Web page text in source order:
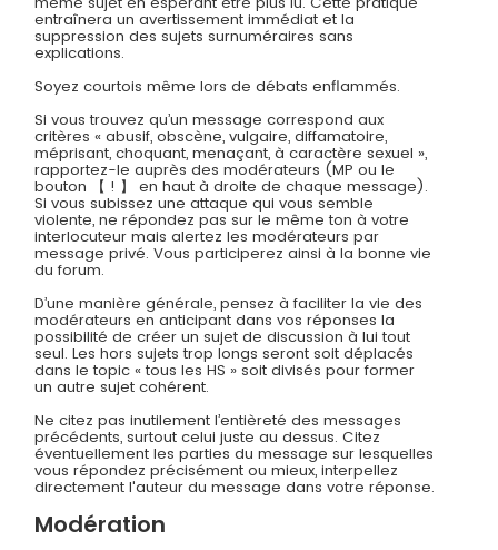
entraînera un avertissement immédiat et la
suppression des sujets surnuméraires sans
explications.
Soyez courtois même lors de débats enflammés.
Si vous trouvez qu’un message correspond aux
critères « abusif, obscène, vulgaire, diffamatoire,
méprisant, choquant, menaçant, à caractère sexuel »,
rapportez-le auprès des modérateurs (MP ou le
bouton 【 ! 】 en haut à droite de chaque message).
Si vous subissez une attaque qui vous semble
violente, ne répondez pas sur le même ton à votre
interlocuteur mais alertez les modérateurs par
message privé. Vous participerez ainsi à la bonne vie
du forum.
D’une manière générale, pensez à faciliter la vie des
modérateurs en anticipant dans vos réponses la
possibilité de créer un sujet de discussion à lui tout
seul. Les hors sujets trop longs seront soit déplacés
dans le topic « tous les HS » soit divisés pour former
un autre sujet cohérent.
Ne citez pas inutilement l’entièreté des messages
précédents, surtout celui juste au dessus. Citez
éventuellement les parties du message sur lesquelles
vous répondez précisément ou mieux, interpellez
directement l'auteur du message dans votre réponse.
Modération